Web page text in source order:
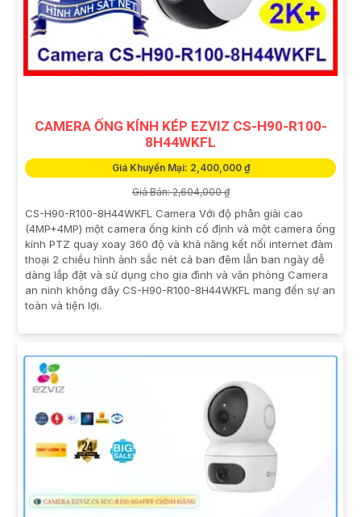
CAMERA ỐNG KÍNH KÉP EZVIZ CS-H90-R100-
8H44WKFL
Giá Khuyến Mại: 2,400,000 ₫
Giá Bán: 2,604,000 ₫
CS-H90-R100-8H44WKFL Camera Với độ phân giải cao
(4MP+4MP) một camera ống kính cố định và một camera ống
kính PTZ quay xoay 360 độ và khả năng kết nối internet đàm
thoại 2 chiều hình ảnh sắc nét cả ban đêm lẫn ban ngày dễ
dàng lắp đặt và sử dụng cho gia đình và văn phòng Camera
an ninh không dây CS-H90-R100-8H44WKFL mang đến sự an
toàn và tiện lợi.